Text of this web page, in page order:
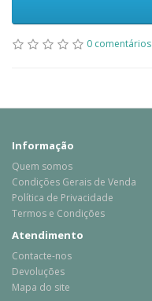
0 comentários
Informação
Quem somos
Condições Gerais de Venda
Política de Privacidade
Termos e Condições
Atendimento
Contacte-nos
Devoluções
Mapa do site